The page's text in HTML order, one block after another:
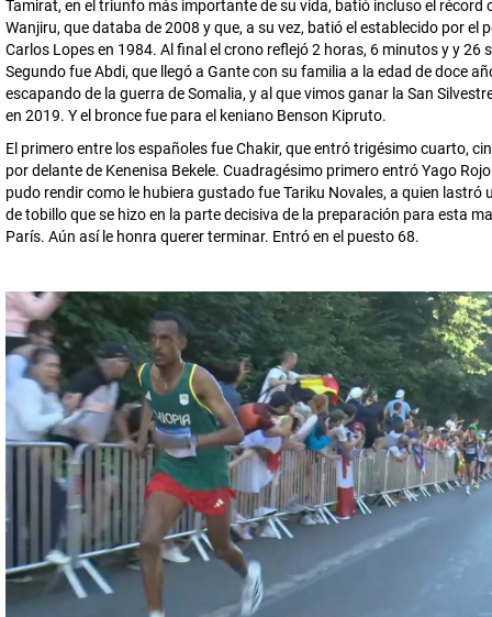
Tamirat, en el triunfo más importante de su vida, batió incluso el récord
Wanjiru, que databa de 2008 y que, a su vez, batió el establecido por el
Carlos Lopes en 1984. Al final el crono reflejó 2 horas, 6 minutos y y 26
Segundo fue Abdi, que llegó a Gante con su familia a la edad de doce
escapando de la guerra de Somalia, y al que vimos ganar la San
en 2019. Y el bronce fue para el keniano Benson Kipruto.
El primero entre los españoles fue Chakir, que entró trigésimo cuarto,
por delante de Kenenisa Bekele. Cuadragésimo primero entró Yago
pudo rendir como le hubiera gustado fue Tariku Novales, a quien lastró
de tobillo que se hizo en la parte decisiva de la preparación para esta
París. Aún así le honra querer terminar. Entró en el puesto 68.